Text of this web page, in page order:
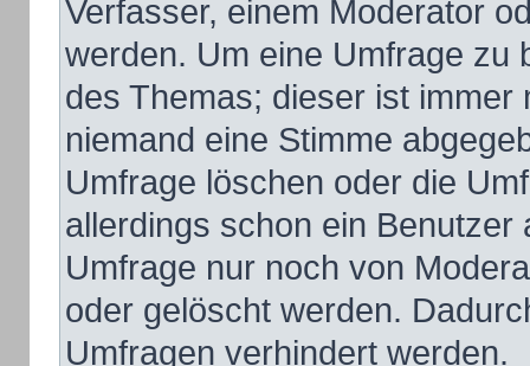
Verfasser, einem Moderator
werden. Um eine Umfrage zu
des Themas; dieser ist
niemand eine Stimme
Umfrage löschen oder die
allerdings schon ein
Umfrage nur noch von
oder gelöscht werden.
Umfragen verhindert werden.